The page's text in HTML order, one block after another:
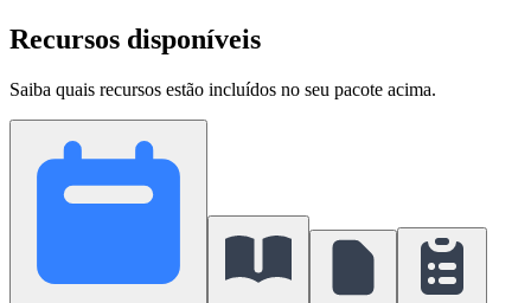
Recursos disponíveis
Saiba quais recursos estão incluídos no seu pacote acima.